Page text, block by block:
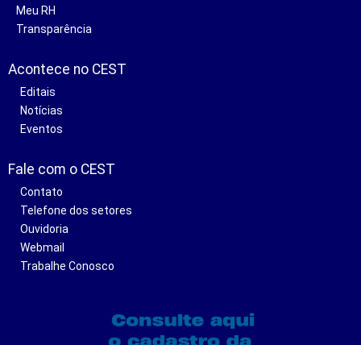
Meu RH
Transparência
Acontece no CEST
Editais
Notícias
Eventos
Fale com o CEST
Contato
Telefone dos setores
Ouvidoria
Webmail
Trabalhe Conosco